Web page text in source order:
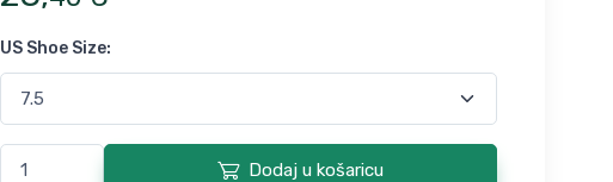
US Shoe Size:
Dodaj u košaricu